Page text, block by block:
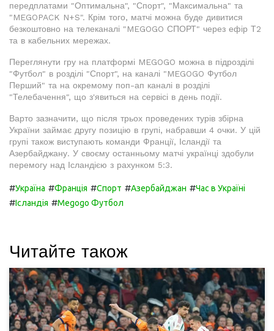
передплатами "Оптимальна", "Спорт", "Максимальна" та
"MEGOPACK N+S". Крім того, матчі можна буде дивитися
безкоштовно на телеканалі "MEGOGO СПОРТ" через ефір Т2
та в кабельних мережах.
Переглянути гру на платформі MEGOGO можна в підрозділі
"Футбол" в розділі "Спорт", на каналі "MEGOGO Футбол
Перший" та на окремому поп-ап каналі в розділі
"Телебачення", що з'явиться на сервісі в день події.
Варто зазначити, що після трьох проведених турів збірна
України займає другу позицію в групі, набравши 4 очки. У цій
групі також виступають команди Франції, Ісландії та
Азербайджану. У своєму останньому матчі українці здобули
перемогу над Ісландією з рахунком 5:3.
#Україна #Франція #Спорт #Азербайджан #Час в Україні
#Ісландія #Megogo Футбол
Читайте також